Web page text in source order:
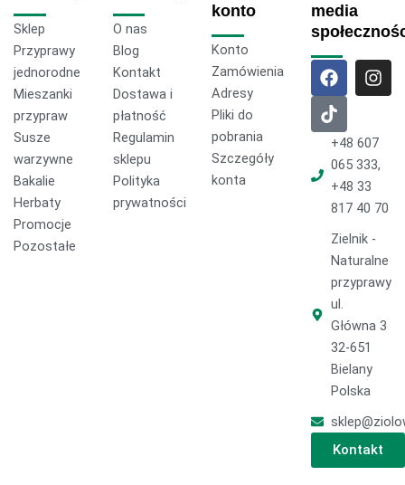
Sklep
Przyprawy
jednorodne
Mieszanki
przypraw
Susze
warzywne
Bakalie
Herbaty
Promocje
Pozostałe
O nas
Blog
Kontakt
Dostawa i
płatność
Regulamin
sklepu
Polityka
prywatności
konto
Konto
Zamówienia
Adresy
Pliki do
pobrania
Szczegóły
konta
media
F
a
c
e
b
o
o
k
I
n
a
g
r
m
T
i
k
t
o
k
+48 607
065 333,
+48 33
817 40 70
Zielnik -
Naturalne
przyprawy
ul.
Główna 3
32-651
Bielany
Polska
Kontakt